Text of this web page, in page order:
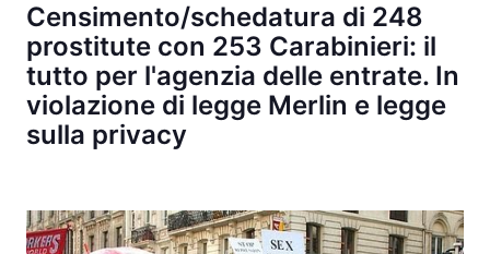
Censimento/schedatura di 248
prostitute con 253 Carabinieri: il
tutto per l'agenzia delle entrate. In
violazione di legge Merlin e legge
sulla privacy